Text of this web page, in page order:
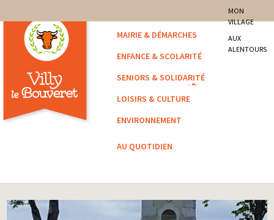
Villy-le-Bouveret
MON
VILLAGE
AUX
ALENTOURS
MAIRIE & DÉMARCHES
ENFANCE & SCOLARITÉ
SENIORS & SOLIDARITÉ
LOISIRS & CULTURE
ENVIRONNEMENT
AU QUOTIDIEN
Vous êtes ici :Accueil / Utilisation des drones de loisirs